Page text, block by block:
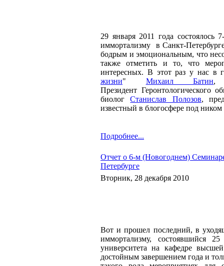
29 января 2011 года состоялось
иммортализму в Санкт-
бодрым и эмоциональным, что
также отметить и то, что
интересных. В этот раз у нас в
жизни" Михаил Батин,
Президент Геронтологического
биологСтанислав Полозов,
известный в блогосфере под ником
Подробнее...
Отчет о 6-м (Новогоднем)
Петербурге
Вторник, 28 декабря 2010
Вот и прошел последний, в
иммортализму, состоявшийся
университета на кафедре
достойным завершением года и